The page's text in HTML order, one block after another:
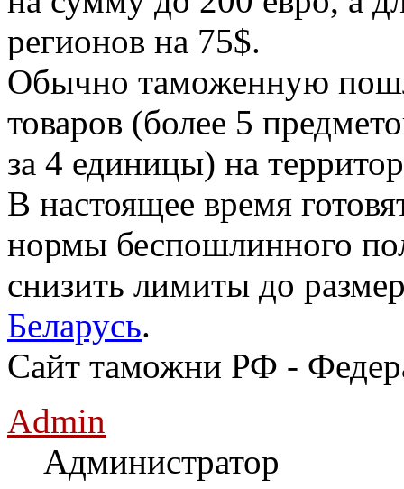
регионов на 75$.
Обычно таможенную
товаров (более 5
за 4 единицы) на
В настоящее время
нормы беспошлинного
снизить лимиты до
Беларусь.
Сайт таможни РФ -
Admin
Администратор